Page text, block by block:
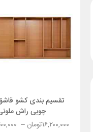
تقسیم بندی کشو
چوبی راش
۱۶,۲۰۰,۰۰۰تومان –